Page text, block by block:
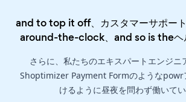
and to top it off、カスタマーサポー
around-the-clock、and so is theヘ
さらに、私たちのエキスパートエンジニ
Shoptimizer Payment Formのようなpowr
けるように昼夜を問わず働いてい